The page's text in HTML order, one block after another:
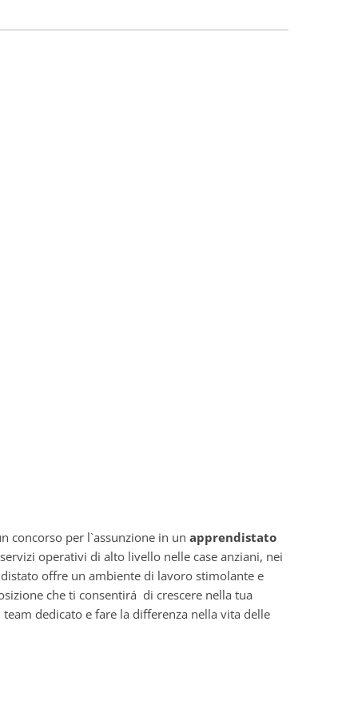
concorso per l`assunzione in un apprendistato
operativi di alto livello nelle case anziani, nei
offre un ambiente di lavoro stimolante e
che ti consentirá di crescere nella tua
dedicato e fare la differenza nella vita delle